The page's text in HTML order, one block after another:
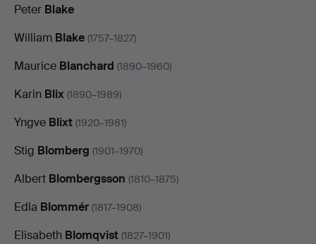
Peter Blake
William Blake (1757–1827)
Maurice Blanchard (1890–1960)
Karin Blix (1890–1989)
Yngve Blixt (1920–1981)
Stig Blomberg (1901–1970)
Albert Blombergsson (1810–1875)
Edla Blommér (1817–1908)
Elisabeth Blomqvist (1827–1901)